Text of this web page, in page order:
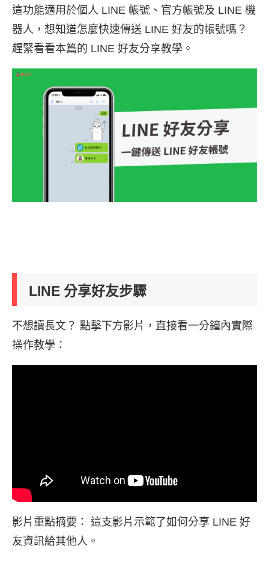
這功能適用於個人 LINE 帳號、官方帳號及 LINE 機
器人，想知道怎麼快速傳送 LINE 好友的帳號嗎？
趕緊看看本篇的 LINE 好友分享教學。
LINE 分享好友步驟
不想讀長文？ 點擊下方影片，直接看一分鐘內實際
操作教學：
影片重點摘要： 這支影片示範了如何分享 LINE 好
友資訊給其他人。